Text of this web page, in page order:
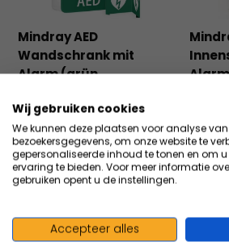
Mindray AED
Wandschrank mit
Alarm (grün
mit integriertem Alarm, ...
Vergleichen
196,56 exkl. MwSt.
237,84 304,85 Inkl. MwSt.
Alarm
347,99
Wij gebruiken cookies
We kunnen deze plaatsen voor analyse
bezoekersgegevens, om onze website te
gepersonaliseerde inhoud te tonen en om
ervaring te bieden. Voor meer informatie
gebruiken opent u de instellingen.
Accepteer alles